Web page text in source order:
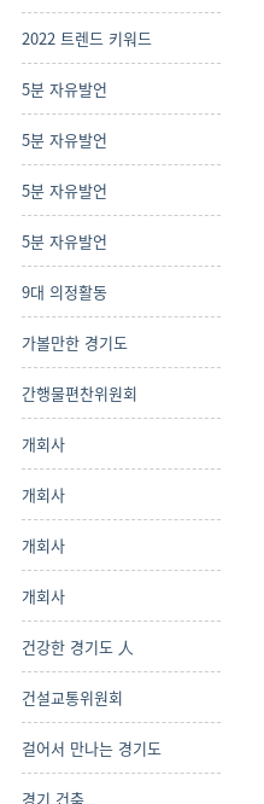
2022 트렌드 키워드
5분 자유발언
5분 자유발언
5분 자유발언
5분 자유발언
9대 의정활동
가볼만한 경기도
간행물편찬위원회
개회사
개회사
개회사
개회사
건강한 경기도 人
건설교통위원회
걸어서 만나는 경기도
경기 건축